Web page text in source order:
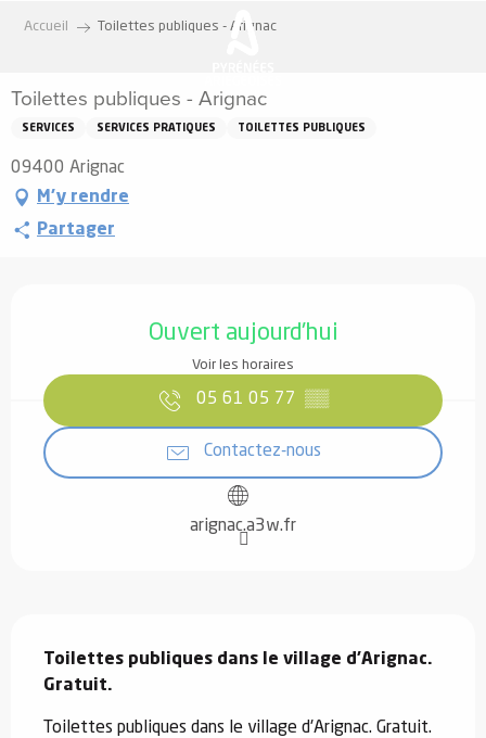
principal
Accueil Toilettes publiques - Arignac
Toilettes publiques - Arignac
SERVICES SERVICES PRATIQUES TOILETTES PUBLIQUES
09400 Arignac
M'y rendre
Partager
Ouvert aujourd'hui
Voir les horaires
05 61 05 77 ▒▒
Contactez-nous
arignac.a3w.fr
Toilettes publiques dans le village d'Arignac.
Gratuit.
Toilettes publiques dans le village d'Arignac. Gratuit.